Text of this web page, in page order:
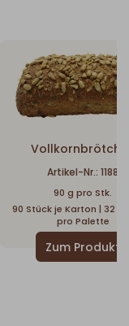
Artikel-Nr.: 1188
90 g pro Stk.
90 Stück je Karton | 32
pro Palette